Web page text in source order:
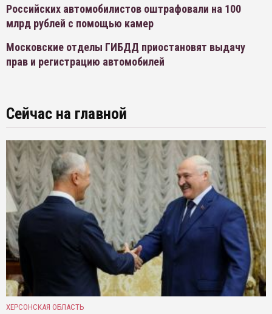
Российских автомобилистов оштрафовали на 100
млрд рублей с помощью камер
Московские отделы ГИБДД приостановят выдачу
прав и регистрацию автомобилей
Сейчас на главной
ХЕРСОНСКАЯ ОБЛАСТЬ